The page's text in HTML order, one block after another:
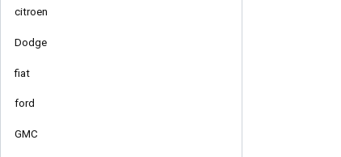
citroen
Dodge
fiat
ford
GMC